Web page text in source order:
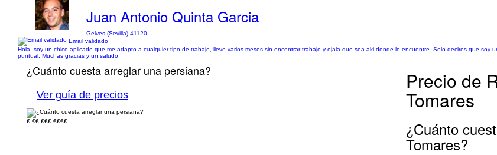
Juan Antonio Quinta Garcia
Gelves (Sevilla) 41120
Email validado
Hola, soy un chico aplicado que me adapto a cualquier tipo de trabajo, llevo varios meses sin encontrar trabajo y ojala que sea aki donde lo encuentre. Solo deciros que soy
puntual. Muchas gracias y un saludo
¿Cuánto cuesta arreglar una persiana?
Ver guía de precios
€ €€ €€€ €€€€
Precio de
Tomares
¿Cuánto
Tomares?